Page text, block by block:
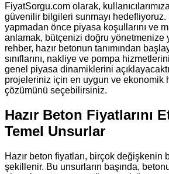
FiyatSorgu.com olarak,
güvenilir bilgileri sunmayı hedefliyoruz.
yapmadan önce piyasa koşullarını ve
anlamak, bütçenizi doğru yönetmenize
rehber, hazır betonun tanımından
sınıflarını, nakliye ve pompa
genel piyasa dinamiklerini
projeleriniz için en uygun ve ekonomik
çözümünü seçebilirsiniz.
Hazır Beton Fiyatlarını
Temel Unsurlar
Hazır beton fiyatları, birçok değişkenin
şekillenir. Bu unsurların başında,